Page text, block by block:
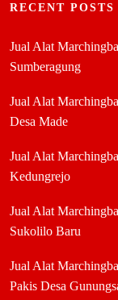
RECENT POSTS
Jual Alat
Sumberagung
Jual Alat
Desa Made
Jual Alat
Kedungrejo
Jual Alat
Sukolilo Baru
Jual Alat
Pakis Desa